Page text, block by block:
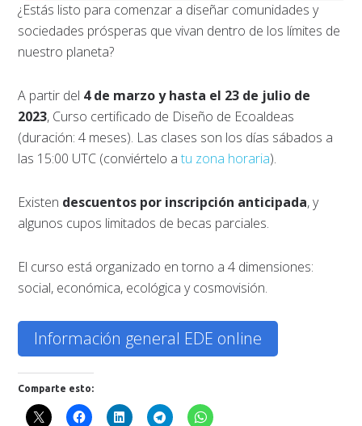
¿Estás listo para comenzar a diseñar comunidades y
sociedades prósperas que vivan dentro de los límites de
nuestro planeta?
A partir del 4 de marzo y hasta el 23 de julio de
2023, Curso certificado de Diseño de Ecoaldeas
(duración: 4 meses). Las clases son los días sábados a
las 15:00 UTC (conviértelo atu zona horaria).
Existen descuentos por inscripción anticipada, y
algunos cupos limitados de becas parciales.
El curso está organizado en torno a 4 dimensiones:
social, económica, ecológica y cosmovisión.
Información general EDE online
Comparte esto: